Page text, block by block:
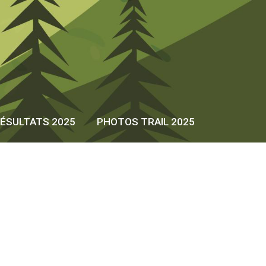
2025 PHOTOS TRAIL 2025